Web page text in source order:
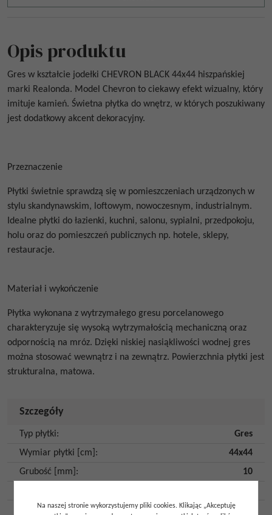
Opis produktu
Gres w kształcie jodełki CHEVRON BLACK 44x44 hiszpańskiej
marki Realonda. Model Chevron to ciekawy efekt wizualny, który
imituje kamień. Świetna płytka do wnętrz, w których poszukiwany
jest dodatkowy akcent dekoracyjny.
Przeznaczenie
Płytki świetnie sprawdzą się w pomieszczeniach urządzonych w
stylu skandynawskim, loftowym, nowoczesnym, industrialnym.
Idealne płytki do łazienki, kuchni, salonu, sypialni, przedpokoju,
holu oraz do pomieszczeń publicznych np. hotele, sklepy,
restauracje.
Materiał i wykończenie
Płytka wykonana z wytrzymałego gresu porcelanowego
charakteryzuje się wysoką wytrzymałością mechaniczną oraz
odpornością na mróz. Dzięki niskiej nasiąkliwości wodnej gres
można stosować wewnątrz i na zewnątrz. Powierzchnia płytki jest
strukturalna, matowa.
Szczegóły
Typ płytki:
Gres
Wymiar płytki [cm] :
44x44
Grubość [mm] :
10
Rodzaj powierzchni: Strukturalna
Na naszej stronie wykorzystujemy pliki cookies. Klikając „Akceptuję